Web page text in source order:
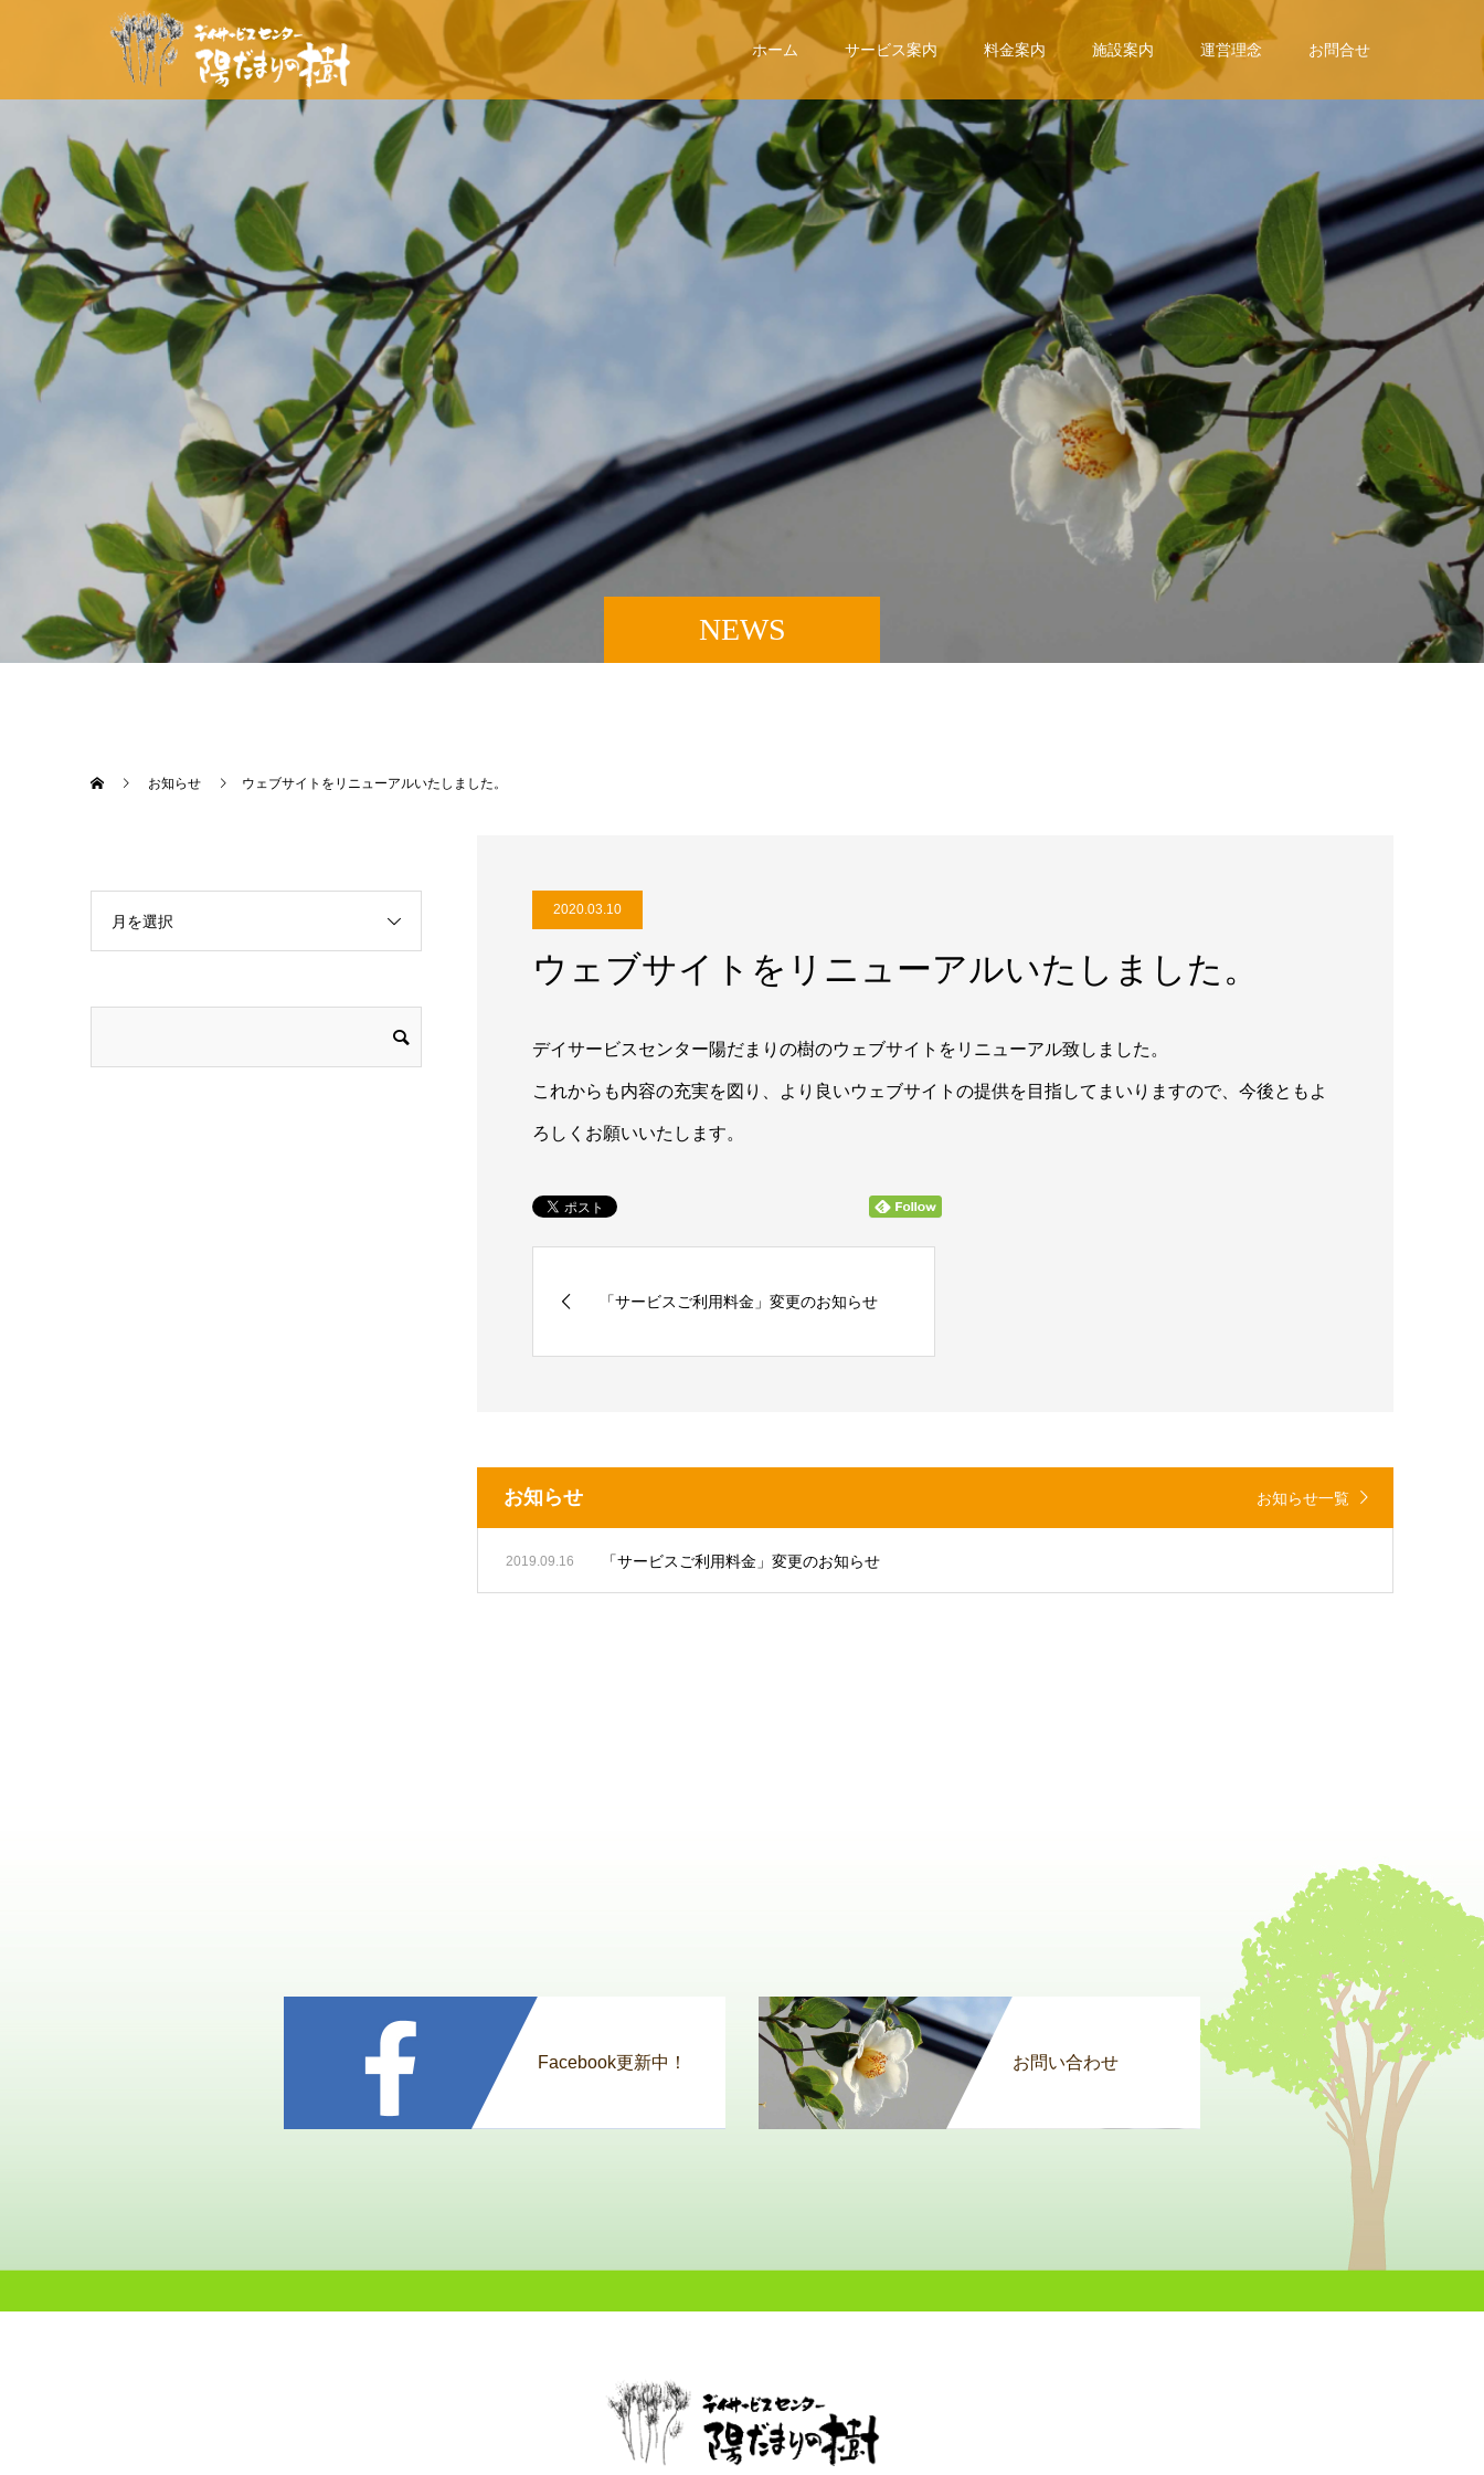
ホーム サービス案内 料金案内 施設案内 運営理念 お問合せ
NEWS
お知らせ ウェブサイトをリニューアルいたしました。
2020.03.10
ウェブサイトをリニューアルいたしました。
デイサービスセンター陽だまりの樹のウェブサイトをリニューアル致しました。
これからも内容の充実を図り、より良いウェブサイトの提供を目指してまいりますので、今後ともよ
ろしくお願いいたします。
「サービスご利用料金」変更のお知らせ
お知らせ お知らせ一覧
2019.09.16 「サービスご利用料金」変更のお知らせ
月を選択
Facebook更新中！ お問い合わせ